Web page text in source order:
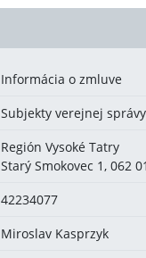
Informácia o zmluve
Subjekty verejnej správy
Región Vysoké Tatry
Starý Smokovec 1, 062
42234077
Miroslav Kasprzyk